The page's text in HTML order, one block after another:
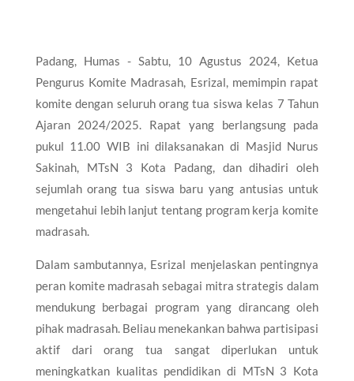
Padang, Humas - Sabtu, 10 Agustus 2024, Ketua
Pengurus Komite Madrasah, Esrizal, memimpin rapat
komite dengan seluruh orang tua siswa kelas 7 Tahun
Ajaran 2024/2025. Rapat yang berlangsung pada
pukul 11.00 WIB ini dilaksanakan di Masjid Nurus
Sakinah, MTsN 3 Kota Padang, dan dihadiri oleh
sejumlah orang tua siswa baru yang antusias untuk
mengetahui lebih lanjut tentang program kerja komite
madrasah.
Dalam sambutannya, Esrizal menjelaskan pentingnya
peran komite madrasah sebagai mitra strategis dalam
mendukung berbagai program yang dirancang oleh
pihak madrasah. Beliau menekankan bahwa partisipasi
aktif dari orang tua sangat diperlukan untuk
meningkatkan kualitas pendidikan di MTsN 3 Kota